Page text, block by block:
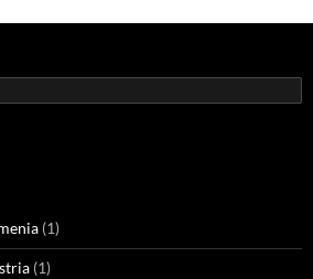
(1)
(1)